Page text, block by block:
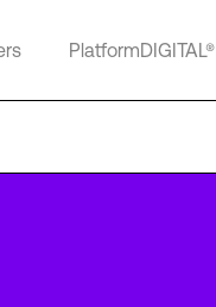
PlatformDIGITAL®